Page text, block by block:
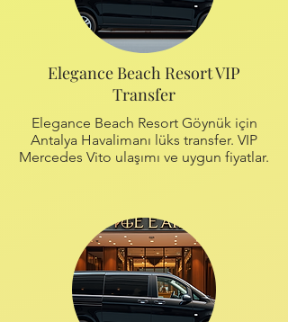
Elegance Beach Resort VIP
Transfer
Elegance Beach Resort Göynük için
Antalya Havalimanı lüks transfer. VIP
Mercedes Vito ulaşımı ve uygun fiyatlar.